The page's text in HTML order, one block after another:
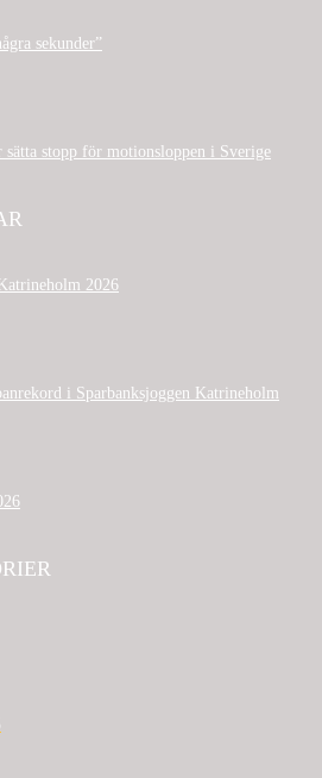
sekunder”
sätta stopp för motionsloppen i Sverige
2026
i Sparbanksjoggen Katrineholm